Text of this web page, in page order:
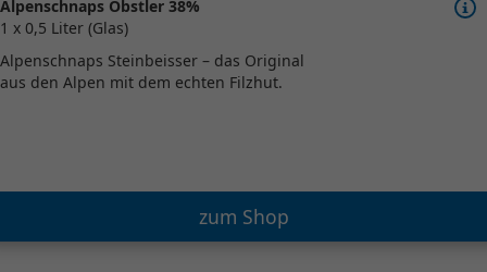
Alpenschnaps Obstler 38%
1 x 0,5 Liter (Glas)
Alpenschnaps Steinbeisser – das Original
aus den Alpen mit dem echten Filzhut.
zum Shop